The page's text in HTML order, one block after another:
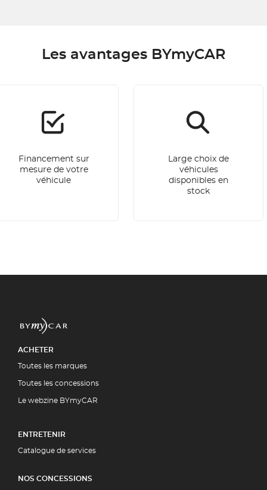
Les avantages BYmyCAR
Financement sur
mesure de votre
véhicule
Large choix de
véhicules
disponibles en
stock
ACHETER
Toutes les marques
Toutes les concessions
Le webzine BYmyCAR
ENTRETENIR
Catalogue de services
NOS CONCESSIONS